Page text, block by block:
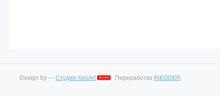
Design by — Студия XeoArt Переработка INKODER